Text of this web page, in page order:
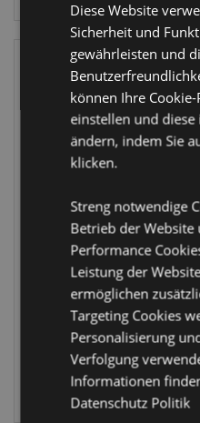
Kavapookopf
Hund Plüsch
Wärmekissen für
die Mikrowelle mit
Lavendel
WARM107
ANMELDEN
Diese Website
Sicherheit und
gewährleisten und
können Ihre
einstellen und
ändern, indem Sie
klicken.
Streng notwendige
Betrieb der Website
Performance
Leistung der
ermöglichen
Targeting Cookies
Personalisierung
Verfolgung
Informationen
Datenschutz Politik